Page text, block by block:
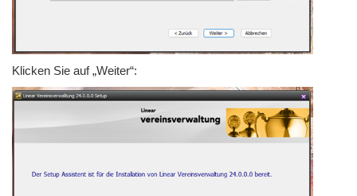
Klicken Sie auf „Weiter“: